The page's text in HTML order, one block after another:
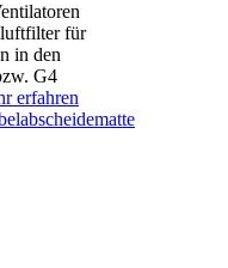
für
in den
G4
erfahren